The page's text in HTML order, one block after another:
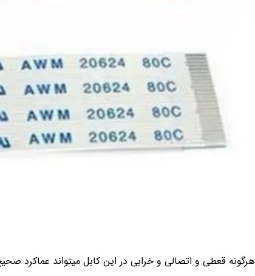
هرگونه قعطی و اتصالی و خرابی در این کابل میتواند عماکرد